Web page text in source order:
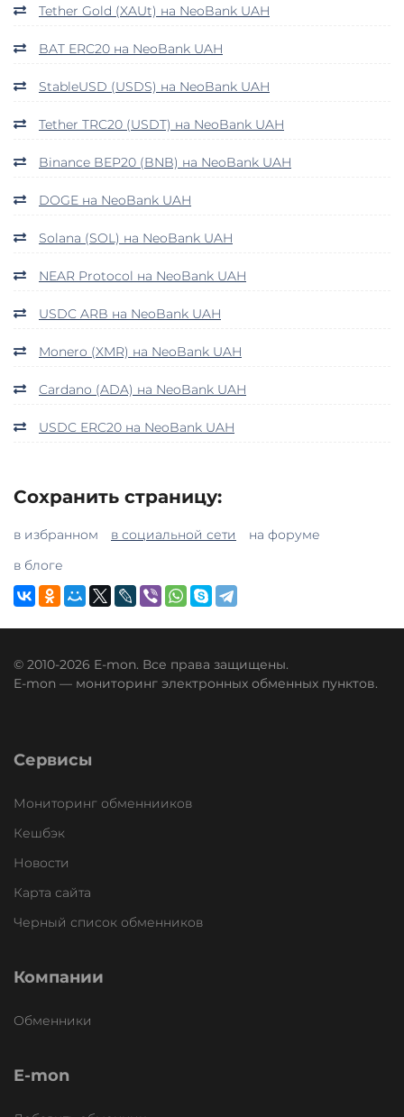
Tether Gold (XAUt) на NeoBank UAH
BAT ERC20 на NeoBank UAH
StableUSD (USDS) на NeoBank UAH
Tether TRC20 (USDT) на NeoBank UAH
Binance BEP20 (BNB) на NeoBank UAH
DOGE на NeoBank UAH
Solana (SOL) на NeoBank UAH
NEAR Protocol на NeoBank UAH
USDC ARB на NeoBank UAH
Monero (XMR) на NeoBank UAH
Cardano (ADA) на NeoBank UAH
USDC ERC20 на NeoBank UAH
Сохранить страницу:
в избранном в социальной сети
на форуме
в блоге
© 2010-2026 E-mon. Все права защищены.
E-mon — мониторинг электронных обменных пунктов.
Сервисы
Мониторинг обменнииков
Кешбэк
Новости
Карта сайта
Черный список обменников
Компании
Обменники
E-mon